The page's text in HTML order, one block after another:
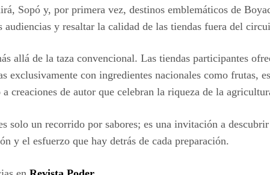
Sopó y, por primera vez, destinos emblemáticos de
audiencias y resaltar la calidad de las tiendas fuera del
allá de la taza convencional. Las tiendas participantes
exclusivamente con ingredientes nacionales como frutas,
a creaciones de autor que celebran la riqueza de la
solo un recorrido por sabores; es una invitación a
y el esfuerzo que hay detrás de cada preparación.